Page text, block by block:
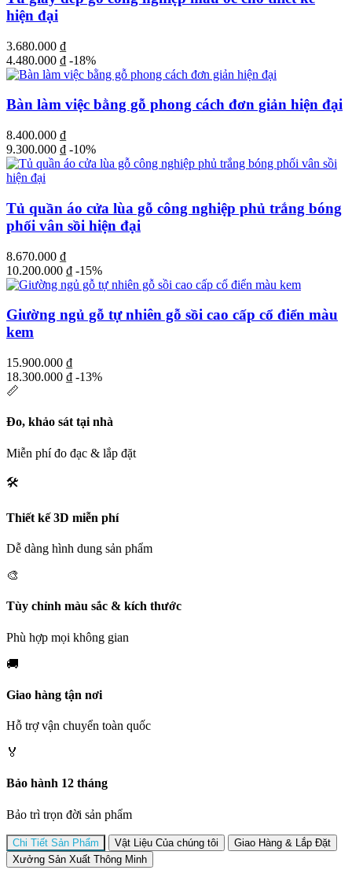
hiện đại
3.680.000 ₫
4.480.000 ₫ -18%
Bàn làm việc bằng gỗ phong cách đơn giản hiện đại
8.400.000 ₫
9.300.000 ₫ -10%
Tủ quần áo cửa lùa gỗ công nghiệp phủ trắng bóng
phối vân sồi hiện đại
8.670.000 ₫
10.200.000 ₫ -15%
Giường ngủ gỗ tự nhiên gỗ sồi cao cấp cổ điển màu
kem
15.900.000 ₫
18.300.000 ₫ -13%
📏
Đo, khảo sát tại nhà
Miễn phí đo đạc & lắp đặt
🛠️
Thiết kế 3D miễn phí
Dễ dàng hình dung sản phẩm
🎨
Tùy chỉnh màu sắc & kích thước
Phù hợp mọi không gian
🚚
Giao hàng tận nơi
Hỗ trợ vận chuyển toàn quốc
🏅
Bảo hành 12 tháng
Bảo trì trọn đời sản phẩm
Chi Tiết Sản Phẩm Vật Liệu Của chúng tôi
Giao Hàng & Lắp Đặt
Xưởng Sản Xuất Thông Minh